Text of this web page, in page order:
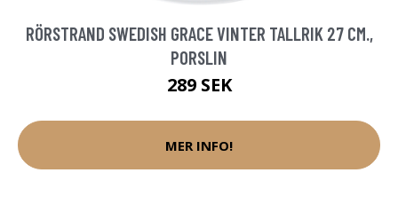
RÖRSTRAND SWEDISH GRACE VINTER TALLRIK 27 CM.,
PORSLIN
289 SEK
MER INFO!